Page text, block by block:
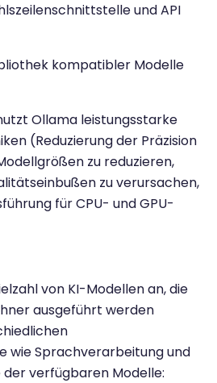
und API
kompatibler Modelle
Ollama leistungsstarke
(Reduzierung der Präzision
zu reduzieren,
zu verursachen,
für CPU- und GPU-
von KI-Modellen an, die
ausgeführt werden
wie Sprachverarbeitung und
der verfügbaren Modelle: